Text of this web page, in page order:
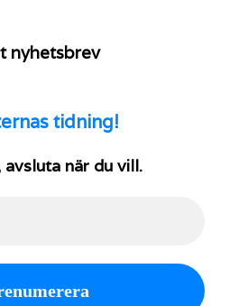
nyhetsbrev
tidning!
avsluta när du vill.